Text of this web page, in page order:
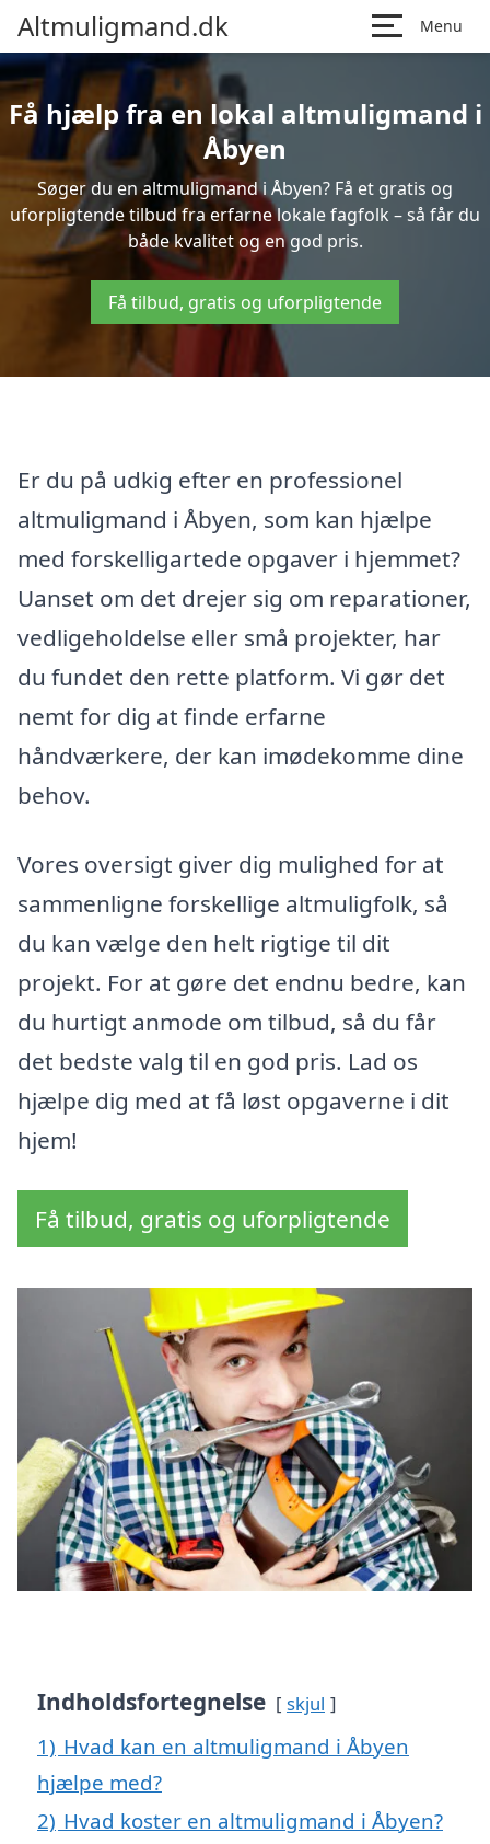
Altmuligmand.dk Menu
Få hjælp fra en lokal altmuligmand i
Åbyen
Søger du en altmuligmand i Åbyen? Få et gratis og
uforpligtende tilbud fra erfarne lokale fagfolk – så får du
både kvalitet og en god pris.
Få tilbud, gratis og uforpligtende
Er du på udkig efter en professionel
altmuligmand i Åbyen, som kan hjælpe
med forskelligartede opgaver i hjemmet?
Uanset om det drejer sig om reparationer,
vedligeholdelse eller små projekter, har
du fundet den rette platform. Vi gør det
nemt for dig at finde erfarne
håndværkere, der kan imødekomme dine
behov.
Vores oversigt giver dig mulighed for at
sammenligne forskellige altmuligfolk, så
du kan vælge den helt rigtige til dit
projekt. For at gøre det endnu bedre, kan
du hurtigt anmode om tilbud, så du får
det bedste valg til en god pris. Lad os
hjælpe dig med at få løst opgaverne i dit
hjem!
Få tilbud, gratis og uforpligtende
Indholdsfortegnelse skjul
1) Hvad kan en altmuligmand i Åbyen
hjælpe med?
2) Hvad koster en altmuligmand i Åbyen?